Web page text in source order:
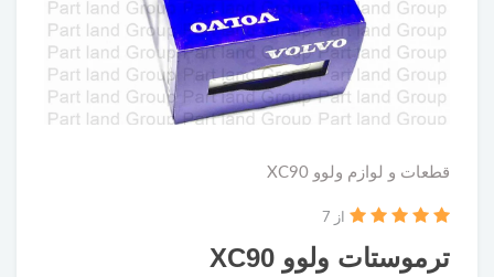
قطعات و لوازم ولوو XC90
ترموستات ولوو XC90
از 7